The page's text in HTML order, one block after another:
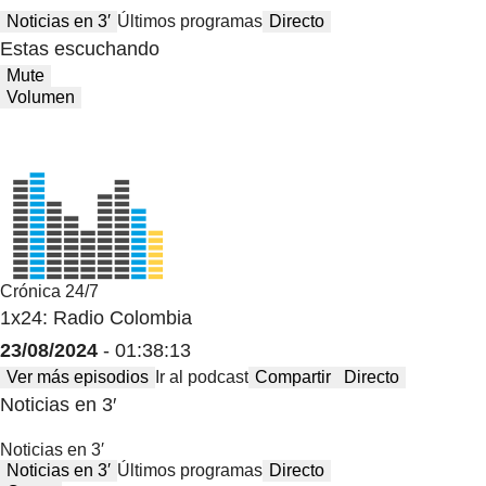
Noticias en 3′ Últimos programas Directo
Estas escuchando
Mute
Volumen
Crónica 24/7
1x24: Radio Colombia
23/08/2024 - 01:38:13
Ver más episodios Ir al podcast Compartir Directo
Noticias en 3′
Noticias en 3′
Noticias en 3′ Últimos programas Directo